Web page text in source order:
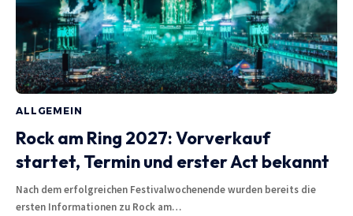
ALLGEMEIN
Rock am Ring 2027: Vorverkauf
startet, Termin und erster Act bekannt
Nach dem erfolgreichen Festivalwochenende wurden bereits die
ersten Informationen zu Rock am…